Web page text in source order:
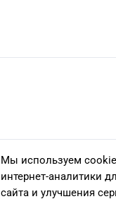
Мы используем
интернет-аналитики
сайта и улучшения